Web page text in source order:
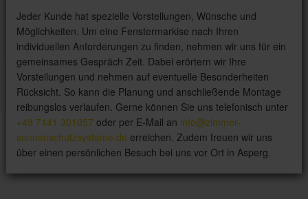
Jeder Kunde hat spezielle Vorstellungen, Wünsche und
Möglichkeiten. Um eine Fenstermarkise nach Ihren
individuellen Anforderungen zu finden, nehmen wir uns für ein
gemeinsames Gespräch Zeit. Dabei erörtern wir Ihre
Vorstellungen und nehmen auf eventuelle Besonderheiten
Rücksicht. So kann die Planung und anschließende Montage
reibungslos verlaufen. Gerne können Sie uns telefonisch unter
+49 7141 301057 oder per E-Mail an info@zimmer-
sonnenschutzsysteme.de erreichen. Zudem freuen wir uns
über einen persönlichen Besuch bei uns vor Ort in Asperg.